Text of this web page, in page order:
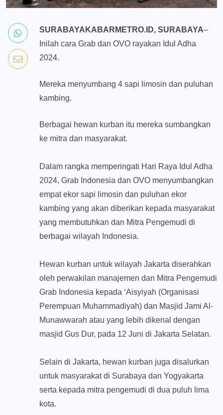
SURABAYAKABARMETRO.ID, SURABAYA–
Inilah cara Grab dan OVO rayakan Idul Adha
2024.
Mereka menyumbang 4 sapi limosin dan puluhan
kambing.
Berbagai hewan kurban itu mereka sumbangkan
ke mitra dan masyarakat.
Dalam rangka memperingati Hari Raya Idul Adha
2024, Grab Indonesia dan OVO menyumbangkan
empat ekor sapi limosin dan puluhan ekor
kambing yang akan diberikan kepada masyarakat
yang membutuhkan dan Mitra Pengemudi di
berbagai wilayah Indonesia.
Hewan kurban untuk wilayah Jakarta diserahkan
oleh perwakilan manajemen dan Mitra Pengemudi
Grab Indonesia kepada ‘Aisyiyah (Organisasi
Perempuan Muhammadiyah) dan Masjid Jami Al-
Munawwarah atau yang lebih dikenal dengan
masjid Gus Dur, pada 12 Juni di Jakarta Selatan.
Selain di Jakarta, hewan kurban juga disalurkan
untuk masyarakat di Surabaya dan Yogyakarta
serta kepada mitra pengemudi di dua puluh lima
kota.